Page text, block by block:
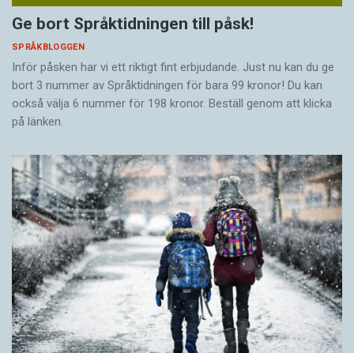
Ge bort Språktidningen till påsk!
SPRÅKBLOGGEN
Inför påsken har vi ett riktigt fint erbjudande. Just nu kan du ge
bort 3 nummer av Språktidningen för bara 99 kronor! Du kan
också välja 6 nummer för 198 kronor. Beställ genom att klicka
på länken.